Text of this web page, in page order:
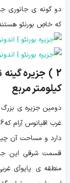
دو گونه ی جانوری
که خاصِ بورنئو
2 ) جزیره گینه
کیلومتر مربع
دومین جزیره ی بزرگ
دارد و مساحت آن چیزی در حدود
قسمت شرقی این
منطقه ی پاپوآی